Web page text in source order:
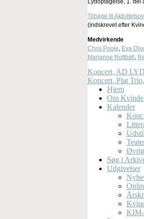
Lydoptagelse, 1. del
Tilbage til
(indskrevet efter
Medvirkende
Chris Poole, Eva
Marianne Rottbøll ,
Koncert, AD
Koncert, Plat
Hjem
Om
Kalender
Søg i
Udgivelser
KIM-